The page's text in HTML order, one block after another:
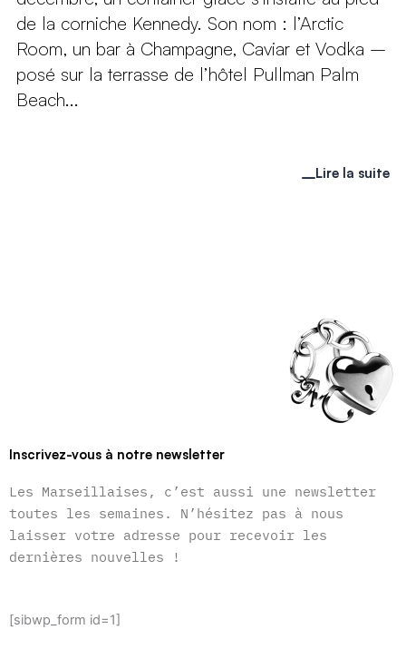
de la corniche Kennedy. Son nom : l’Arctic
Room, un bar à Champagne, Caviar et Vodka –
posé sur la terrasse de l’hôtel Pullman Palm
Beach...
Lire la suite
Inscrivez-vous à notre newsletter
Les Marseillaises, c’est aussi une newsletter
toutes les semaines. N’hésitez pas à nous
laisser votre adresse pour recevoir les
dernières nouvelles !
[sibwp_form id=1]